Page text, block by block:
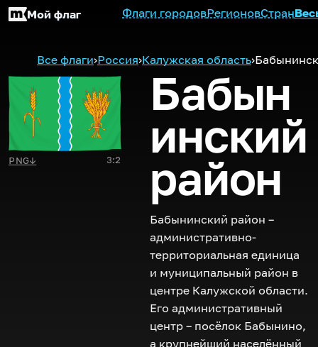
Мой флаг Флаги городовРегионовСтран
Все флаги›Россия›Калужская область›
PNG↓ 3:2
Бабын
инский
район
Бабынинский район –
административно-
территориальная единица
и муниципальный район в
центре Калужской области.
Его административный
центр – посёлок Бабынино,
а крупнейший населённый